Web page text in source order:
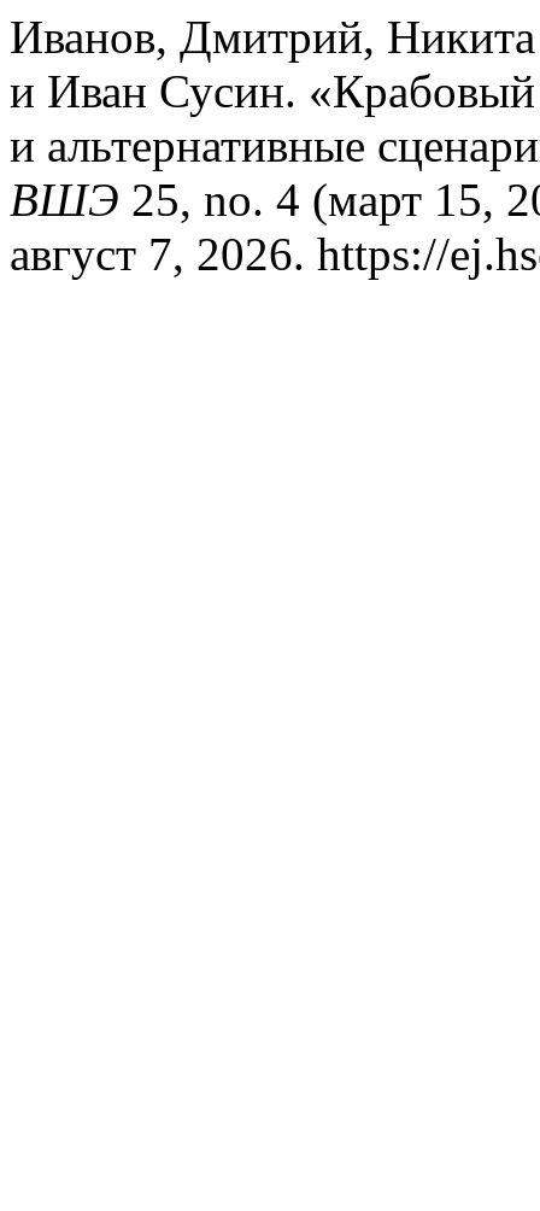
Иванов, Дмитрий,
и Иван Сусин. «Крабовый
и альтернативные
ВШЭ 25, no. 4 (март 15,
август 7, 2026. https://